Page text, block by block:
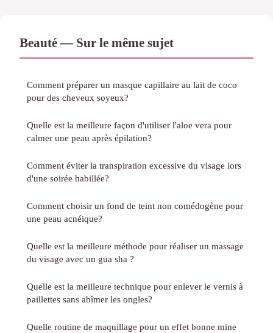
Beauté — Sur le même sujet
Comment préparer un masque capillaire au lait de coco
pour des cheveux soyeux?
Quelle est la meilleure façon d'utiliser l'aloe vera pour
calmer une peau après épilation?
Comment éviter la transpiration excessive du visage lors
d'une soirée habillée?
Comment choisir un fond de teint non comédogène pour
une peau acnéique?
Quelle est la meilleure méthode pour réaliser un massage
du visage avec un gua sha ?
Quelle est la meilleure technique pour enlever le vernis à
paillettes sans abîmer les ongles?
Quelle routine de maquillage pour un effet bonne mine